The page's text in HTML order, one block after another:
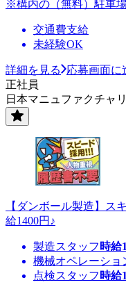
※構内の（無料）駐車
交通費支給
未経験OK
詳細を見る
応募画面に
正社員
日本マニュファクチャ
【ダンボール製造】
給1400円♪
製造スタッフ 時給
機械オペレーショ
点検スタッフ 時給